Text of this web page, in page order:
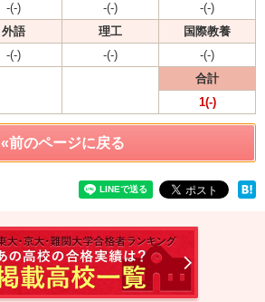
-(-) -(-)
-(-)
外語 理工
国際教養
-(-) -(-)
-(-)
合計
1(-)
«前のページに戻る